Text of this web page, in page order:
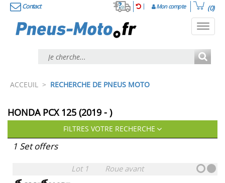
Contact Mon compte (0)
ACCEUIL > RECHERCHE DE PNEUS MOTO
HONDA PCX 125 (2019 - )
FILTRES VOTRE RECHERCHE
1 Set offers
Lot 1 Roue avant